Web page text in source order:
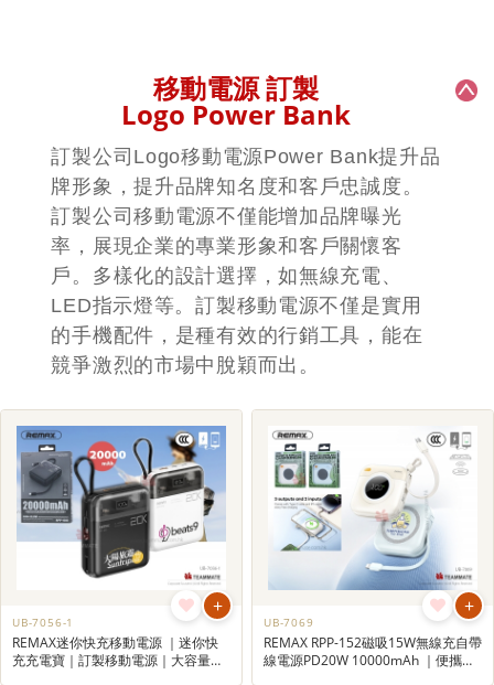
移動電源 訂製
Logo Power Bank
訂製公司Logo移動電源Power Bank提升品
牌形象，提升品牌知名度和客戶忠誠度。
訂製公司移動電源不僅能增加品牌曝光
率，展現企業的專業形象和客戶關懷客
戶。多樣化的設計選擇，如無線充電、
LED指示燈等。訂製移動電源不僅是實用
的手機配件，是種有效的行銷工具，能在
競爭激烈的市場中脫穎而出。
+
UB-7056-1
REMAX迷你快充移動電源 ｜迷你快
充充電寶｜訂製移動電源｜大容量尿
+
UB-7069
REMAX RPP-152磁吸15W無線充自帶
線電源PD20W 10000mAh ｜便攜充